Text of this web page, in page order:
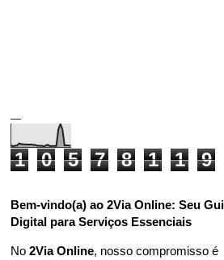
1 0 5 7 8 1 1 9
Bem-vindo(a) ao 2Via Online: Seu
Digital para Serviços Essenciais
No 2Via Online, nosso compromisso é